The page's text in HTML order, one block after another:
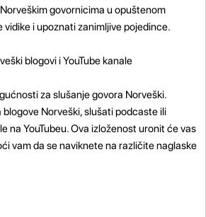
govornicima u opuštenom
vidike i upoznati zanimljive pojedince.
blogovi i YouTube kanale
za slušanje govora Norveški.
Norveški, slušati podcaste ili
na YouTubeu. Ova izloženost uronit će vas
vam da se naviknete na različite naglaske